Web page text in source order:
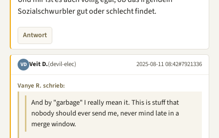
Sozialschwurbler gut oder schlecht findet.
Antwort
VD Veit D.(devil-elec) 2025-08-11 08:42#7921336
Vanye R. schrieb:
And by "garbage" I really mean it. This is stuff that
nobody should ever send me, never mind late in a
merge window.